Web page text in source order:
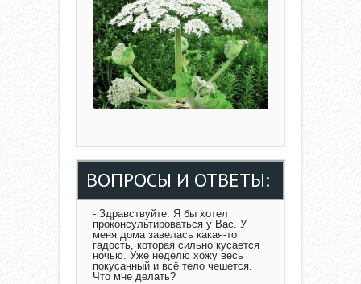
ВОПРОСЫ И ОТВЕТЫ:
- Здравствуйте. Я бы хотел
проконсультироваться у Вас. У
меня дома завелась какая-то
гадость, которая сильно кусается
ночью. Уже неделю хожу весь
покусанный и всё тело чешется.
Что мне делать?